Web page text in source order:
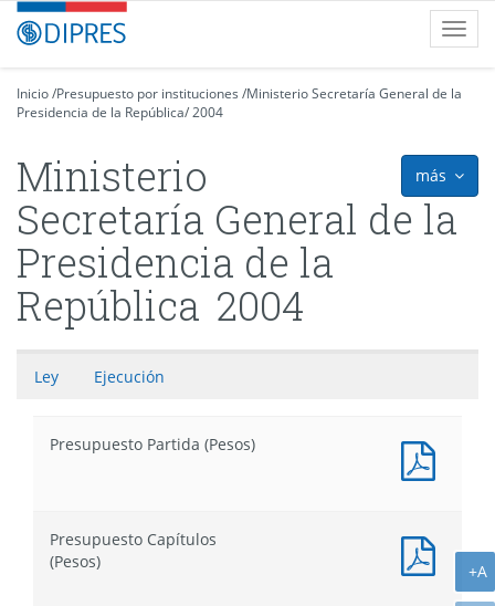
Contenido
principalDIPRES
-
de
Presupuestos
Inicio/Presupuesto por instituciones /Ministerio Secretaría General de la
Presidencia de la República/2004
más
Ministerio
Secretaría General de la
Presidencia de la
República 2004
Ley Ejecución
Presupuesto Partida (Pesos)
(Pesos)
Presupuesto Capítulos
(Pesos)
(Pesos)
+A